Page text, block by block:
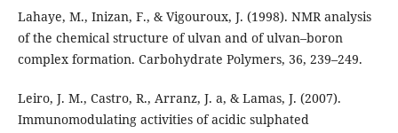
Lahaye, M., Inizan, F., & Vigouroux, J. (1998). NMR analysis
of the chemical structure of ulvan and of ulvan–boron
complex formation. Carbohydrate Polymers, 36, 239–249.
Leiro, J. M., Castro, R., Arranz, J. a, & Lamas, J. (2007).
Immunomodulating activities of acidic sulphated